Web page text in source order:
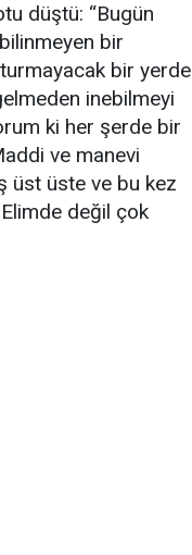
düştü: “Bugün
bir
bir yerde
inebilmeyi
ki her şerde bir
ve manevi
üst üste ve bu kez
Elimde değil çok